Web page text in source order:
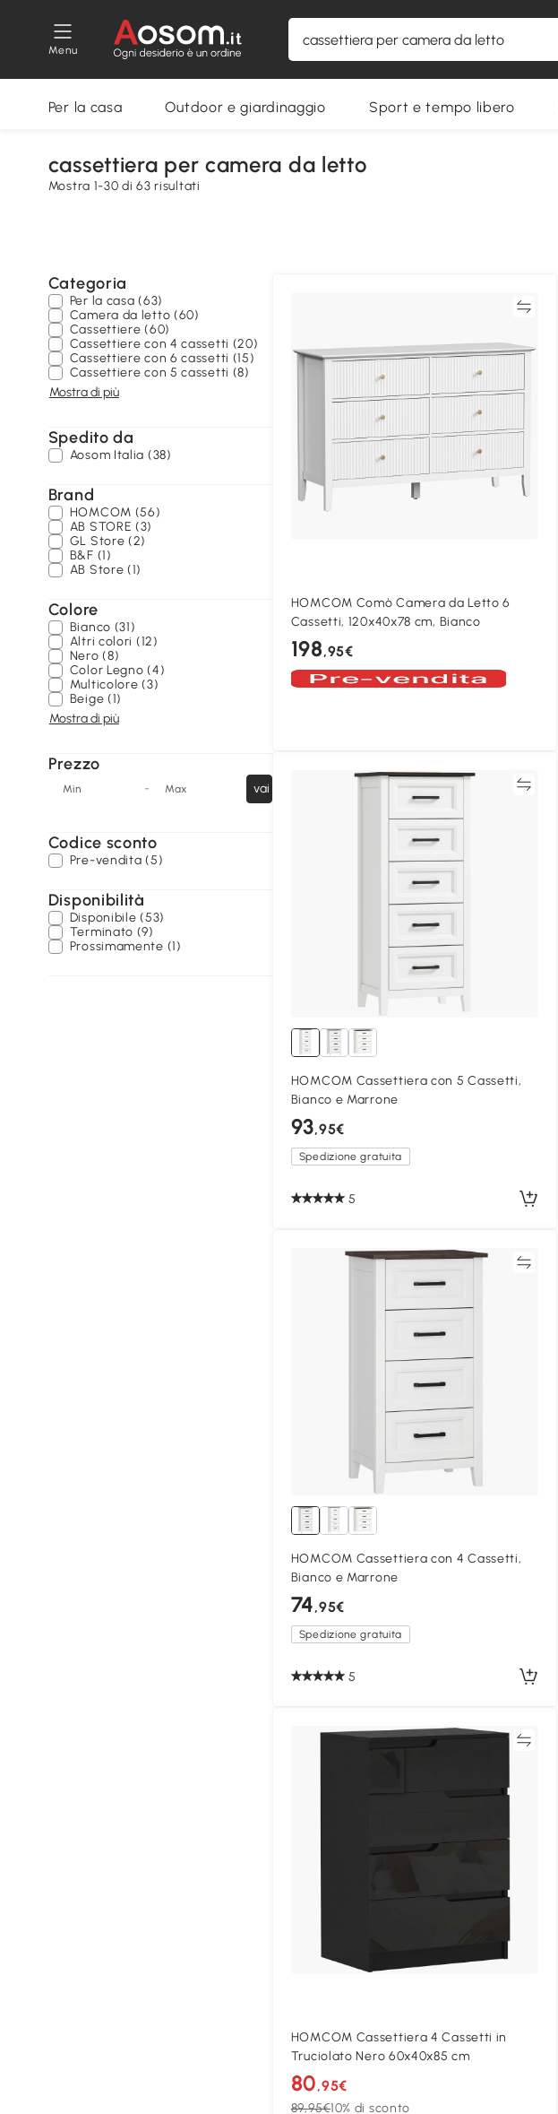
Menu
Per la casa Outdoor e giardinaggio Sport e tempo libero
cassettiera per camera da letto
Mostra 1-30 di 63 risultati
Categoria
Per la casa (63)
Camera da letto (60)
Cassettiere (60)
Cassettiere con 4 cassetti (20)
Cassettiere con 6 cassetti (15)
Cassettiere con 5 cassetti (8)
Mostra di più
Spedito da
Aosom Italia (38)
Brand
HOMCOM (56)
AB STORE (3)
GL Store (2)
B&F (1)
AB Store (1)
Colore
Bianco (31)
Altri colori (12)
Nero (8)
Color Legno (4)
Multicolore (3)
Beige (1)
Mostra di più
Prezzo
Min - Max vai
Codice sconto
Pre-vendita (5)
Disponibilità
Disponibile (53)
Terminato (9)
Prossimamente (1)
HOMCOM Comò Camera da Letto 6
Cassetti, 120x40x78 cm, Bianco
198,95€
Confronta
HOMCOM Cassettiera con 5 Cassetti,
Bianco e Marrone
93,95€
Spedizione gratuita
5
Confronta
HOMCOM Cassettiera con 4 Cassetti,
Bianco e Marrone
74,95€
Spedizione gratuita
5
Confronta
HOMCOM Cassettiera 4 Cassetti in
Truciolato Nero 60x40x85 cm
80,95€
89,95€10% di sconto